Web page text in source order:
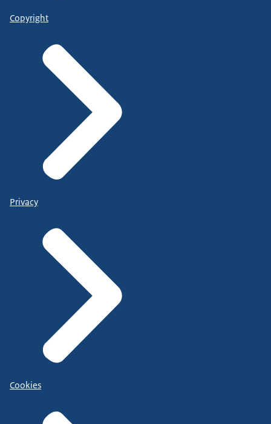
Copyright
Privacy
Cookies